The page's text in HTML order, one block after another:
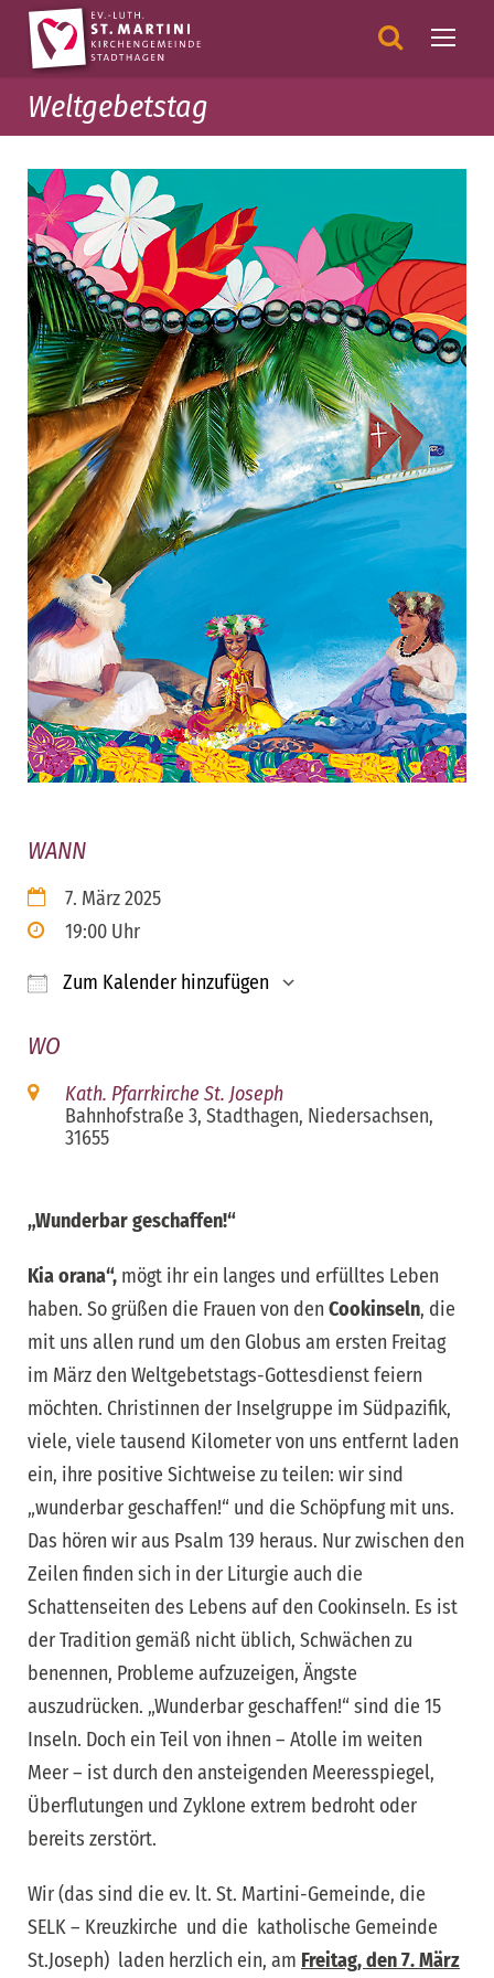
Weltgebetstag
WANN
7. März 2025
19:00 Uhr
Zum Kalender hinzufügen
WO
Kath. Pfarrkirche St. Joseph
Bahnhofstraße 3, Stadthagen, Niedersachsen,
31655
„Wunderbar geschaffen!“
Kia orana“, mögt ihr ein langes und erfülltes Leben
haben. So grüßen die Frauen von den Cookinseln, die
mit uns allen rund um den Globus am ersten Freitag
im März den Weltgebetstags-Gottesdienst feiern
möchten. Christinnen der Inselgruppe im Südpazifik,
viele, viele tausend Kilometer von uns entfernt laden
ein, ihre positive Sichtweise zu teilen: wir sind
„wunderbar geschaffen!“ und die Schöpfung mit uns.
Das hören wir aus Psalm 139 heraus. Nur zwischen den
Zeilen finden sich in der Liturgie auch die
Schattenseiten des Lebens auf den Cookinseln. Es ist
der Tradition gemäß nicht üblich, Schwächen zu
benennen, Probleme aufzuzeigen, Ängste
auszudrücken. „Wunderbar geschaffen!“ sind die 15
Inseln. Doch ein Teil von ihnen – Atolle im weiten
Meer – ist durch den ansteigenden Meeresspiegel,
Überflutungen und Zyklone extrem bedroht oder
bereits zerstört.
Wir (das sind die ev. lt. St. Martini-Gemeinde, die
SELK – Kreuzkirche und die katholische Gemeinde
St.Joseph) laden herzlich ein, am Freitag, den 7. März